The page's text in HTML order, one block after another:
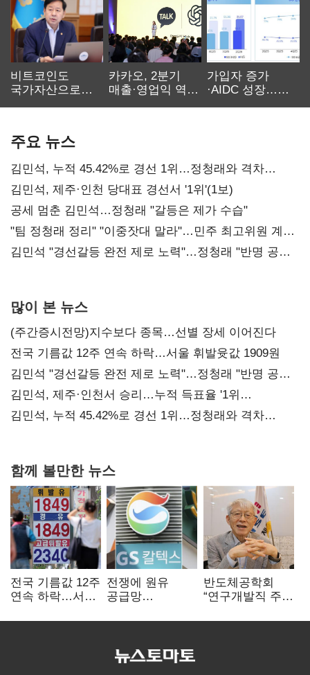
비트코인도
국가자산으로…'
카카오, 2분기
매출·영업익 역대
가입자 증가
·AIDC 성장…
주요 뉴스
김민석, 누적 45.42%로 경선 1위…정청래와 격차
0.86%p(2보)
김민석, 제주·인천 당대표 경선서 '1위'(1보)
공세 멈춘 김민석…정청래 "갈등은 제가 수습"
"팀 정청래 정리" "이중잣대 말라"…민주 최고위원 계파
다툼 격화
김민석 "경선갈등 완전 제로 노력"…정청래 "반명 공세
많이 본 뉴스
(주간증시전망)지수보다 종목…선별 장세 이어진다
전국 기름값 12주 연속 하락…서울 휘발윳값 1909원
김민석 "경선갈등 완전 제로 노력"…정청래 "반명 공세
사과부터"
김민석, 제주·인천서 승리…누적 득표율 '1위
탈환'(종합)
김민석, 누적 45.42%로 경선 1위…정청래와 격차
함께 볼만한 뉴스
전국 기름값 12주
연속 하락…서울
전쟁에 원유
공급망
정유, 에너지안보
반도체공학회
“연구개발직 주
개선해야”